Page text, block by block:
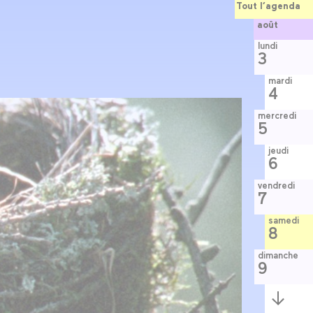
Tout l’agenda
août
lundi
3
mardi
4
mercredi
5
jeudi
6
vendredi
7
samedi
8
dimanche
9
Semaine
suivante